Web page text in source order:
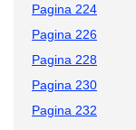
Pagina 224
Pagina 226
Pagina 228
Pagina 230
Pagina 232